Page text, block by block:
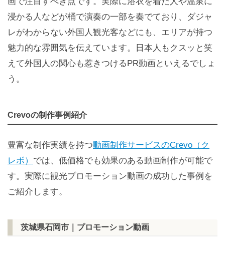
浸かる人などが桶で演奏の一部を奏でており、ダジャ
レがわからない外国人観光客などにも、エリアが持つ
魅力的な雰囲気を伝えています。日本人もクスッと笑
えて外国人の関心も惹きつけるPR動画といえるでしょ
う。
Crevoの制作事例紹介
豊富な制作実績を持つ動画制作サービスのCrevo（ク
レボ） では、低価格でも効果のある動画制作が可能で
す。実際に観光プロモーション動画の成功した事例を
ご紹介します。
茨城県石岡市｜プロモーション動画